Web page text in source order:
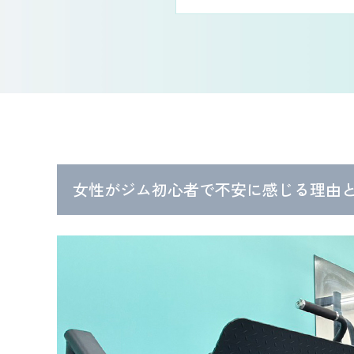
女性がジム初心者で不安に感じる理由